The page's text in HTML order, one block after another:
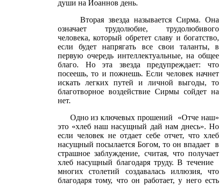
души на Иоаннов день.
Вторая звезда называется Сирма. Она
означает трудолюбие, трудолюбивого
человека, который обретет славу и богатство,
если будет напрягать все свои таланты, в
первую очередь интеллектуальные, на общее
благо. Но эта звезда предупреждает: что
посеешь, то и пожнешь. Если человек начнет
искать легких путей и личной выгоды, то
благотворное воздействие Сирмы сойдет на
нет.
Одно из ключевых прошений «Отче наш»
это «хлеб наш насущный дай нам днесь». Но
если человек не отдает себе отчет, что хлеб
насущный посылается Богом, то он впадает в
страшное заблуждение, считая, что получает
хлеб насущный благодаря труду. В течение
многих столетий создавалась иллюзия, что
благодаря тому, что он работает, у него есть